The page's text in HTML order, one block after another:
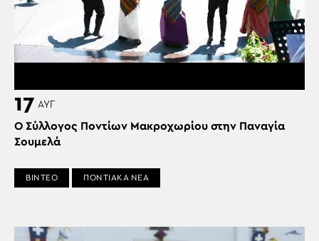
17 ΑΥΓ
Ο Σύλλογος Ποντίων Μακροχωρίου στην Παναγία
Σουμελά
ΒΙΝΤΕΟ ΠΟΝΤΙΑΚΑ ΝΕΑ